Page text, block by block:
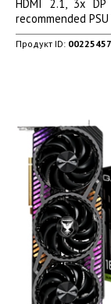
HDMI 2.1, 3x
recommended
Продукт ID: 00225457